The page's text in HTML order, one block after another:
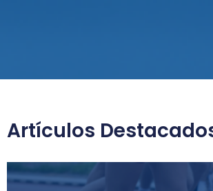
Artículos